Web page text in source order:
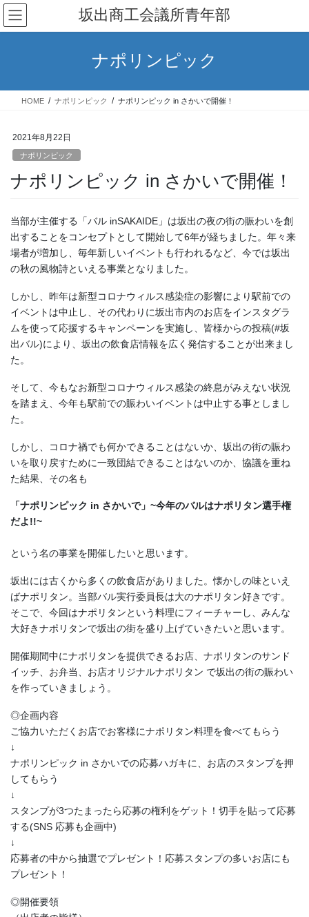
コ
ン
テ
ス
ナ
ビ
ゲ
ン
坂出商工会議所青年部
ナポリンピック
HOME ナポリンピック ナポリンピック in さかいで開催！
2021年8月22日
ナポリンピック
ナポリンピック in さかいで開催！
当部が主催する「バル inSAKAIDE」は坂出の夜の街の賑わいを創
出することをコンセプトとして開始して6年が経ちました。年々来
場者が増加し、毎年新しいイベントも行われるなど、今では坂出
の秋の風物詩といえる事業となりました。
しかし、昨年は新型コロナウィルス感染症の影響により駅前での
イベントは中止し、その代わりに坂出市内のお店をインスタグラ
ムを使って応援するキャンペーンを実施し、皆様からの投稿(#坂
出バル)により、坂出の飲食店情報を広く発信することが出来まし
た。
そして、今もなお新型コロナウィルス感染の終息がみえない状況
を踏まえ、今年も駅前での賑わいイベントは中止する事としまし
た。
しかし、コロナ禍でも何かできることはないか、坂出の街の賑わ
いを取り戻すために一致団結できることはないのか、協議を重ね
た結果、その名も
「ナポリンピック in さかいで」~今年のバルはナポリタン選手権
だよ!!~
という名の事業を開催したいと思います。
坂出には古くから多くの飲食店がありました。懐かしの味といえ
ばナポリタン。当部バル実行委員長は大のナポリタン好きです。
そこで、今回はナポリタンという料理にフィーチャーし、みんな
大好きナポリタンで坂出の街を盛り上げていきたいと思います。
開催期間中にナポリタンを提供できるお店、ナポリタンのサンド
イッチ、お弁当、お店オリジナルナポリタン で坂出の街の賑わい
を作っていきましょう。
◎企画内容
ご協力いただくお店でお客様にナポリタン料理を食べてもらう
↓
ナポリンピック in さかいでの応募ハガキに、お店のスタンプを押
してもらう
↓
スタンプが3つたまったら応募の権利をゲット！切手を貼って応募
する(SNS 応募も企画中)
↓
応募者の中から抽選でプレゼント！応募スタンプの多いお店にも
プレゼント！
◎開催要領